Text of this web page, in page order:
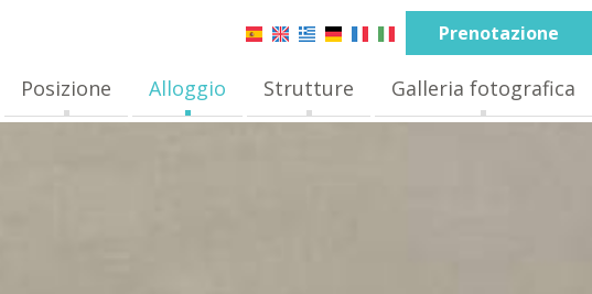
Prenotazione
Posizione Alloggio Strutture Galleria fotografica